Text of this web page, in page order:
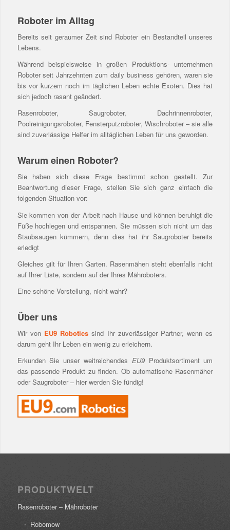
Roboter im Alltag
Bereits seit geraumer Zeit sind Roboter ein Bestandteil unseres
Lebens.
Während beispielsweise in großen Produktions- unternehmen
Roboter seit Jahrzehnten zum daily business gehören, waren sie
bis vor kurzem noch im täglichen Leben echte Exoten. Dies hat
sich jedoch rasant geändert.
Rasenroboter, Saugroboter, Dachrinnenroboter,
Poolreinigungsroboter, Fensterputzroboter, Wischroboter – sie alle
sind zuverlässige Helfer im alltäglichen Leben für uns geworden.
Warum einen Roboter?
Sie haben sich diese Frage bestimmt schon gestellt. Zur
Beantwortung dieser Frage, stellen Sie sich ganz einfach die
folgenden Situation vor:
Sie kommen von der Arbeit nach Hause und können beruhigt die
Füße hochlegen und entspannen. Sie müssen sich nicht um das
Staubsaugen kümmern, denn dies hat ihr Saugroboter bereits
erledigt
Gleiches gilt für Ihren Garten. Rasenmähen steht ebenfalls nicht
auf Ihrer Liste, sondern auf der Ihres Mähroboters.
Eine schöne Vorstellung, nicht wahr?
Über uns
Wir von EU9 Robotics sind Ihr zuverlässiger Partner, wenn es
darum geht Ihr Leben ein wenig zu erleichern.
Erkunden Sie unser weitreichendes EU9Produktsortiment um
das passende Produkt zu finden. Ob automatische Rasenmäher
oder Saugroboter – hier werden Sie fündig!
PRODUKTWELT
Rasenroboter – Mähroboter
Robomow